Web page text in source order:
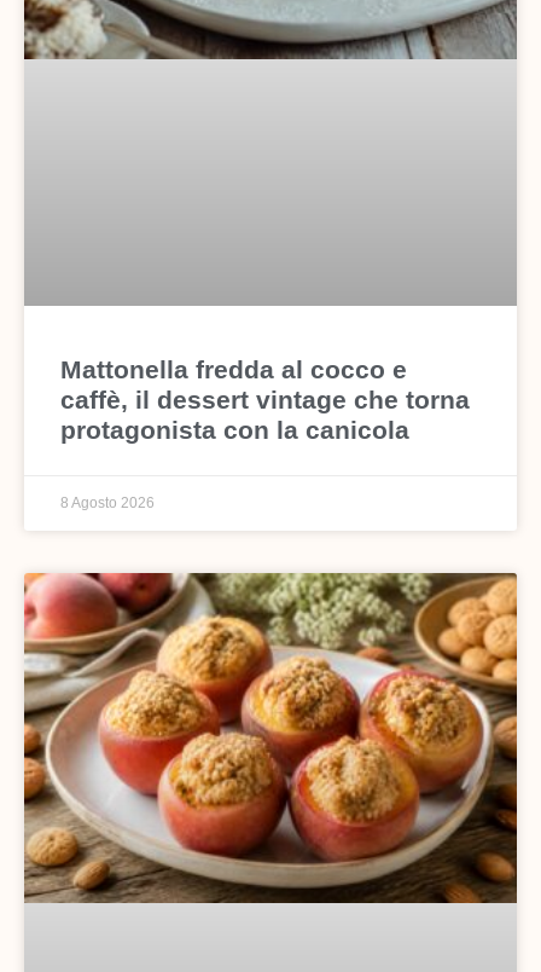
Mattonella fredda al cocco e
caffè, il dessert vintage che torna
protagonista con la canicola
8 Agosto 2026